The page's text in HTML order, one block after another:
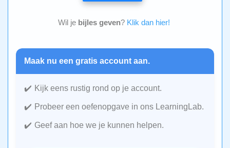
Wil je bijles geven? Klik dan hier!
Maak nu een gratis account aan.
Kijk eens rustig rond op je account.
Probeer een oefenopgave in ons LearningLab.
Geef aan hoe we je kunnen helpen.